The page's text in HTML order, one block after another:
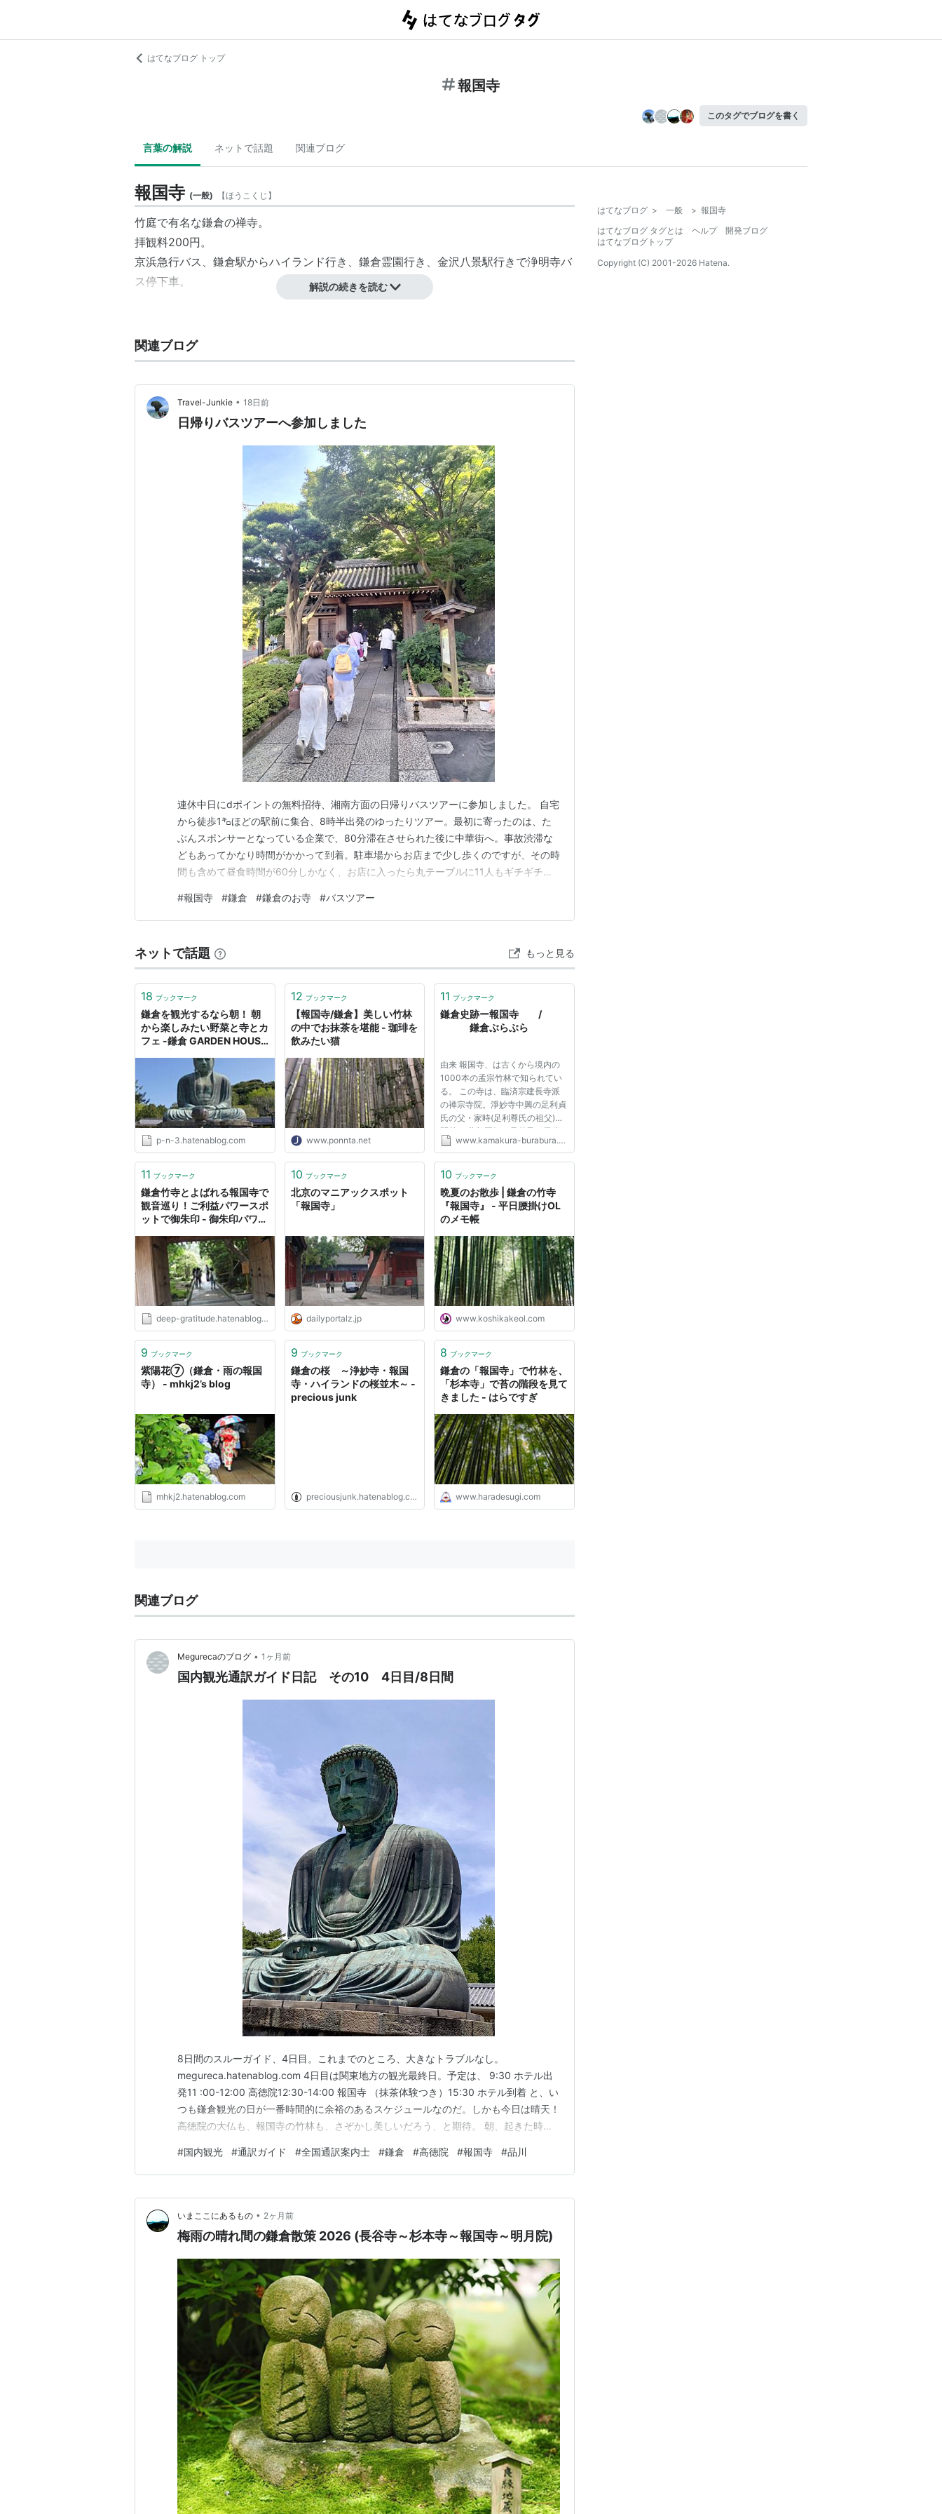
はてなブログ トップ
報国寺
このタグでブログを書く
言葉の解説 ネットで話題 関連ブログ
報国寺 (一般) 【ほうこくじ 】
竹庭で有名な鎌倉の禅寺。
拝観料200円。
京浜急行バス、鎌倉駅からハイランド行き、鎌倉霊園行き、金沢八景駅行きで浄明寺バ
ス停下車。
解説の続きを読む
関連ブログ
Travel-Junkie • 18日前
日帰りバスツアーへ参加しました
連休中日にdポイントの無料招待、湘南方面の日帰りバスツアーに参加しました。 自宅
から徒歩1㌔ほどの駅前に集合、8時半出発のゆったりツアー。最初に寄ったのは、た
ぶんスポンサーとなっている企業で、80分滞在させられた後に中華街へ。事故渋滞な
どもあってかなり時間がかかって到着。駐車場からお店まで少し歩くのですが、その時
間も含めて昼食時間が60分しかなく、お店に入ったら丸テーブルに11人もギチギチに
買って外にでました。もの足りなかったので焼き小龍包とか食べたいけど、凄い人であ
ちこち行列ばかり。待っていたら出発に間に合いそうも…
#報国寺 #鎌倉 #鎌倉のお寺 #バスツアー
ネットで話題 もっと見る
18 ブックマーク
鎌倉を観光するなら朝！ 朝
から楽しみたい野菜と寺とカ
フェ -鎌倉 GARDEN HOUSE
p-n-3.hatenablog.com
12 ブックマーク
【報国寺/鎌倉】美しい竹林
の中でお抹茶を堪能 - 珈琲を
飲みたい猫
www.ponnta.net
11 ブックマーク
鎌倉史跡ー報国寺 /
鎌倉ぶらぶら
由来 報国寺、は古くから境内の
1000本の孟宗竹林で知られてい
る。 この寺は、臨済宗建長寺派
の禅宗寺院。淨妙寺中興の足利貞
氏の父・家時(足利尊氏の祖父)が
開基。 夢想国師の兄弟子・天岸
慧広（仏乗禅師）の開山で建武元
年に起きた足利持氏の室町幕府将
軍・足利義教への反乱)で関東公
方・...
www.kamakura-burabura.com
11 ブックマーク
鎌倉竹寺とよばれる報国寺で
観音巡り！ご利益パワースポ
ットで御朱印 - 御朱印パワー
心からの感謝
deep-gratitude.hatenablog.com
10 ブックマーク
北京のマニアックスポット
「報国寺」
dailyportalz.jp
10 ブックマーク
晩夏のお散歩 | 鎌倉の竹寺
『報国寺』 - 平日腰掛けOL
のメモ帳
www.koshikakeol.com
9 ブックマーク
紫陽花⑦（鎌倉・雨の報国
寺） - mhkj2’s blog
mhkj2.hatenablog.com
9 ブックマーク
鎌倉の桜 ～浄妙寺・報国
寺・ハイランドの桜並木～ -
precious junk
preciousjunk.hatenablog.com
8 ブックマーク
鎌倉の「報国寺」で竹林を、
「杉本寺」で苔の階段を見て
きました - はらですぎ
www.haradesugi.com
関連ブログ
Megurecaのブログ • 1ヶ月前
国内観光通訳ガイド日記 その10 4日目/8日間
8日間のスルーガイド、4日目。これまでのところ、大きなトラブルなし。
megureca.hatenablog.com 4日目は関東地方の観光最終日。予定は、 9:30 ホテル出
発11 :00-12:00 高徳院12:30-14:00 報国寺 （抹茶体験つき）15:30 ホテル到着 と、い
つも鎌倉観光の日が一番時間的に余裕のあるスケジュールなのだ。しかも今日は晴天！
高徳院の大仏も、報国寺の竹林も、さぞかし美しいだろう、と期待。 朝、起きた時に
メッセージ。よく見たら、部屋の電話も「メッセージランプ」がついている。フロン
ト…
#国内観光 #通訳ガイド #全国通訳案内士 #鎌倉 #高徳院 #報国寺 #品川
いまここにあるもの • 2ヶ月前
梅雨の晴れ間の鎌倉散策 2026 (長谷寺～杉本寺～報国寺～明月院)
はてなブログ > 一般 > 報国寺
はてなブログ タグとは
ヘルプ
開発ブログ
はてなブログトップ
Copyright (C) 2001-2026 Hatena.